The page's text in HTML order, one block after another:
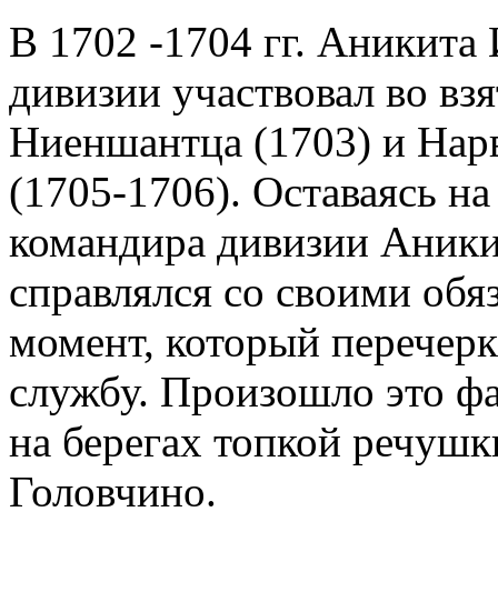
В 1702 -1704 гг. Аникита
дивизии участвовал во
Ниеншантца (1703) и
(1705-1706). Оставаясь
командира дивизии
справлялся со своими
момент, который
службу. Произошло это
на берегах топкой
Головчино.